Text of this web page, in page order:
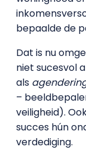
bepaalde de
Dat is nu
niet sucesvol
als
–
veiligheid).
succes hún
verdediging.